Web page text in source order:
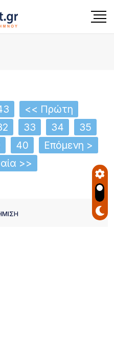
<< Πρώτη
33 34
35
40
Επόμενη >
>>